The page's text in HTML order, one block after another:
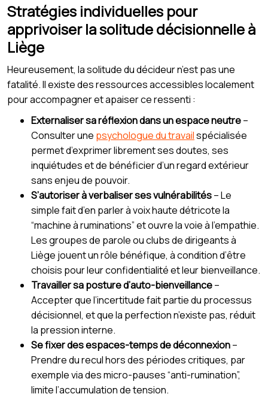
Stratégies individuelles pour
apprivoiser la solitude décisionnelle à
Liège
Heureusement, la solitude du décideur n’est pas une
fatalité. Il existe des ressources accessibles localement
pour accompagner et apaiser ce ressenti :
Externaliser sa réflexion dans un espace neutre–
Consulter une psychologue du travailspécialisée
permet d’exprimer librement ses doutes, ses
inquiétudes et de bénéficier d’un regard extérieur
sans enjeu de pouvoir.
S’autoriser à verbaliser ses vulnérabilités– Le
simple fait d’en parler à voix haute détricote la
“machine à ruminations” et ouvre la voie à l’empathie.
Les groupes de parole ou clubs de dirigeants à
Liège jouent un rôle bénéfique, à condition d’être
choisis pour leur confidentialité et leur bienveillance.
Travailler sa posture d’auto-bienveillance–
Accepter que l’incertitude fait partie du processus
décisionnel, et que la perfection n’existe pas, réduit
la pression interne.
Se fixer des espaces-temps de déconnexion–
Prendre du recul hors des périodes critiques, par
exemple via des micro-pauses “anti-rumination”,
limite l’accumulation de tension.